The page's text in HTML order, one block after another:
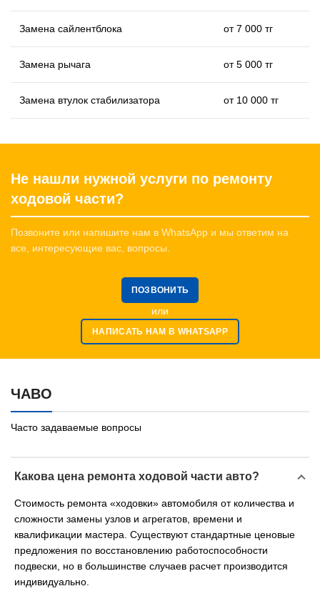
Замена сайлентблока от 7 000 тг
Замена рычага от 5 000 тг
Замена втулок стабилизатора от 10 000 тг
Не нашли нужной услуги по ремонту
ходовой части?
Позвоните или напишите нам в WhatsApp и мы ответим на
все, интересующие вас, вопросы.
ПОЗВОНИТЬ
или
НАПИСАТЬ НАМ В WHATSAPP
ЧАВО
Часто задаваемые вопросы
Какова цена ремонта ходовой части авто?
Стоимость ремонта «ходовки» автомобиля от количества и
сложности замены узлов и агрегатов, времени и
квалификации мастера. Существуют стандартные ценовые
предложения по восстановлению работоспособности
подвески, но в большинстве случаев расчет производится
индивидуально.